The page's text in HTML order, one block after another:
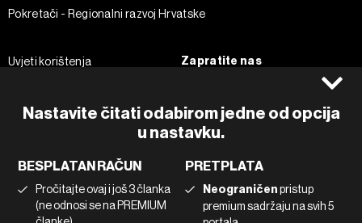
Nastavite čitati odabirom jedne od opcija
u nastavku.
BESPLATAN RAČUN
Pročitajte ovaj i još 3 članka
(ne odnosi se na PREMIUM
PRETPLATA
Neograničenpristup
premium sadržaju na svih 5
Pokretači - Regionalni razvoj Hrvatske
Uvjeti korištenja
Politika kolačića
Korištenje umjetne inteligencije
Zapratite nas
Instagram
Twitter
Tiktok